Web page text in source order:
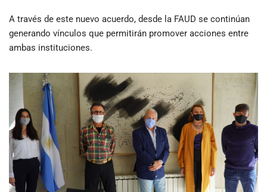
A través de este nuevo acuerdo, desde la FAUD se continúan
generando vínculos que permitirán promover acciones entre
ambas instituciones.